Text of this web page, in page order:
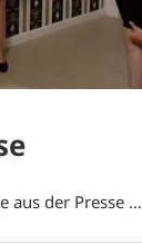
aus der Presse …